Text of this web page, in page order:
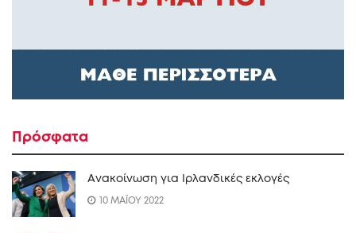
Πρόσφατα
Ανακοίνωση για Ιρλανδικές εκλογές
10 ΜΑΪΟΥ 2022